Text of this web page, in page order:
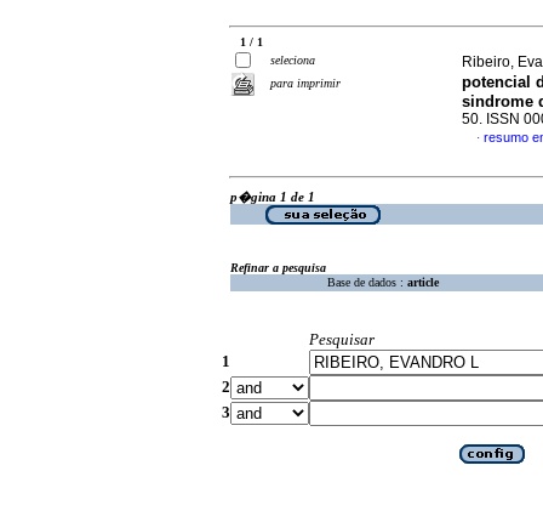
1 / 1
seleciona
para imprimir
Ribeiro,
potencial
sindrome
50. ISSN
· resumo
p�gina 1 de 1
Refinar a pesquisa
Base de dados : article
Pesquisar
1
2
3